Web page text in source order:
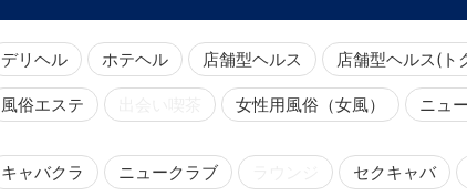
デリヘル ホテヘル 店舗型ヘルス 店舗型ヘルス(ト
風俗エステ 女性用風俗（女風） ニュ
キャバクラ ニュークラブ セクキャバ